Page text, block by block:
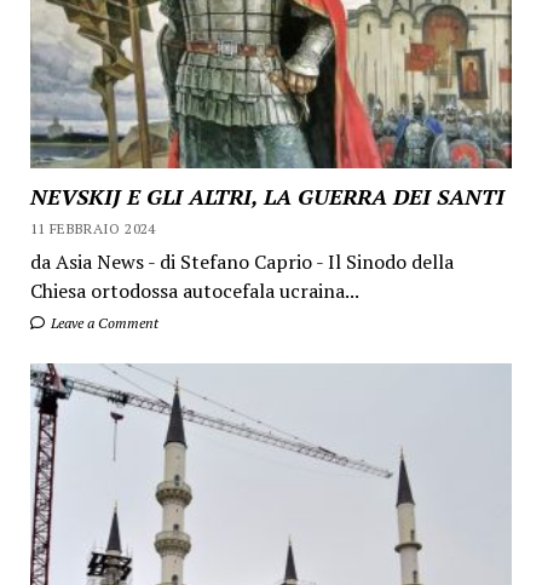
NEVSKIJ E GLI ALTRI, LA GUERRA DEI SANTI
11 FEBBRAIO 2024
da Asia News - di Stefano Caprio - Il Sinodo della
Chiesa ortodossa autocefala ucraina...
Leave a Comment